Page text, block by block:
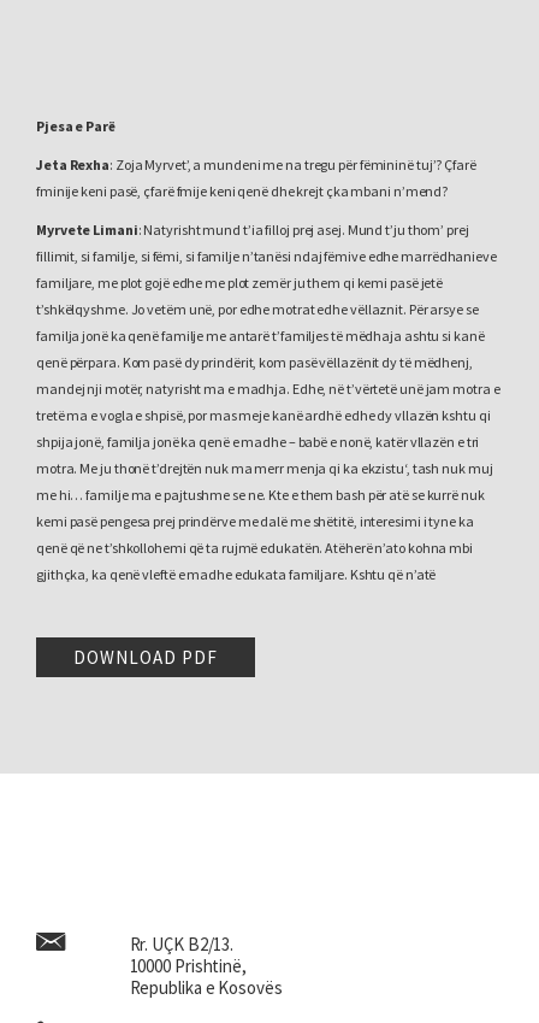
Pjesa e Parë
Jeta Rexha: Zoja Myrvet’, a mundeni me na tregu për fëmininë tuj’? Çfarë
fminije keni pasë, çfarë fmije keni qenë dhe krejt çka mbani n’mend?
Myrvete Limani: Natyrisht mund t’ia filloj prej asej. Mund t’ju thom’ prej
fillimit, si familje, si fëmi, si familje n’tanësi ndaj fëmive edhe marrëdhanieve
familjare, me plot gojë edhe me plot zemër ju them qi kemi pasë jetë
t’shkëlqyshme. Jo vetëm unë, por edhe motrat edhe vëllaznit. Për arsye se
familja jonë ka qenë familje me antarë t’familjes të mëdhaja ashtu si kanë
qenë përpara. Kom pasë dy prindërit, kom pasë vëllazënit dy të mëdhenj,
mandej nji motër, natyrisht ma e madhja. Edhe, në t’vërtetë unë jam motra e
tretë ma e vogla e shpisë, por mas meje kanë ardhë edhe dy vllazën kshtu qi
shpija jonë, familja jonë ka qenë e madhe – babë e nonë, katër vllazën e tri
motra. Me ju thonë t’drejtën nuk ma merr menja qi ka ekzistu‘, tash nuk muj
me hi… familje ma e pajtushme se ne. Kte e them bash për atë se kurrë nuk
kemi pasë pengesa prej prindërve me dalë me shëtitë, interesimi i tyne ka
qenë që ne t’shkollohemi që ta rujmë edukatën. Atëherë n’ato kohna mbi
gjithçka, ka qenë vleftë e madhe edukata familjare. Kshtu që n’atë
E në t’vërtetë unë kom pasë edhe gjyshin edhe babën, n’kohën e Turqisë gjyshi
n’Gjakovë i përmendin. Krejt… në t’vërtetë gjyshin nuk e njoh se s’kemi pasë
Mund t’ju them edhe kte, e vetmja gja që ne… m’kujtohet mu si fmi, kemi
pasë n’shpi raftat. Ajo shpija jonë ka qenë nji shpi e stilit turk. Ato shpija turke
n’formë t’shpisë tonë që kemi pasë te baba n’Gjakovë, i kom pa n’Stamboll kur
DOWNLOAD PDF
Rr. UÇK B2/13.
10000 Prishtinë,
Republika e Kosovës